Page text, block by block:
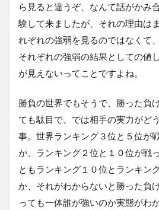
ら見ると違うぞ、なんて話がかみ
験して来ましたが、それの理由は
れぞれの強弱を見るのではなくて
それぞれの強弱の結果としての値
が見えないってことですよね。
勝負の世界でもそうで、勝った負
ても駄目で、では相手の実力がど
事。世界ランキング３位と５位が
か、ランキング２位と１０位が戦
ともランキング１０位とランキン
か、それがわからないと勝った負
っても一体誰が強いのか実態がわ